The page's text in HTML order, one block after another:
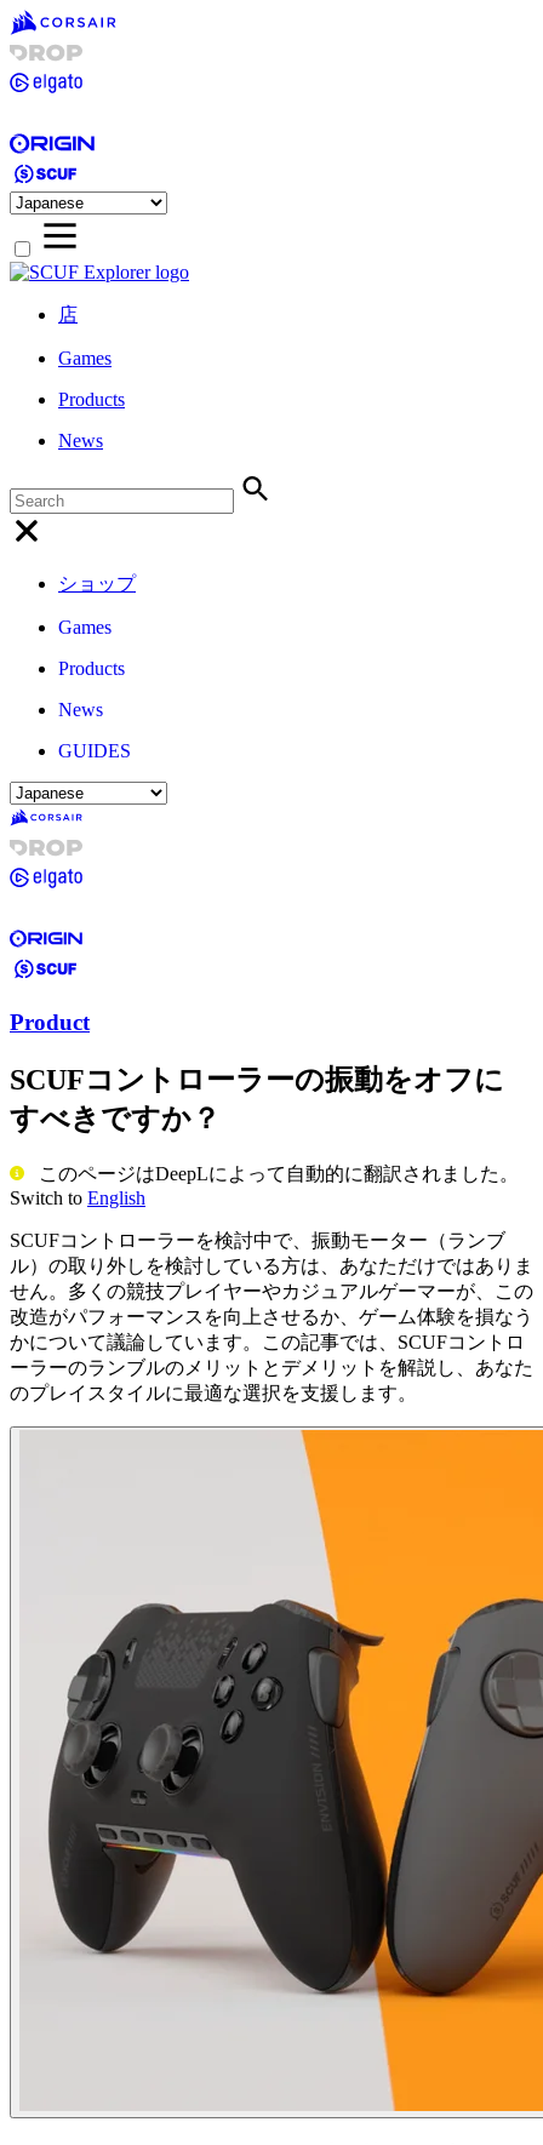
店
Games
Products
News
ショップ
Games
Products
News
GUIDES
Product
SCUFコントローラーの振動をオフに
すべきですか？
このページはDeepLによって自動的に翻訳されました。
Switch to English
SCUFコントローラーを検討中で、振動モーター（ランブ
ル）の取り外しを検討している方は、あなただけではありま
せん。多くの競技プレイヤーやカジュアルゲーマーが、この
改造がパフォーマンスを向上させるか、ゲーム体験を損なう
かについて議論しています。この記事では、SCUFコントロ
ーラーのランブルのメリットとデメリットを解説し、あなた
のプレイスタイルに最適な選択を支援します。